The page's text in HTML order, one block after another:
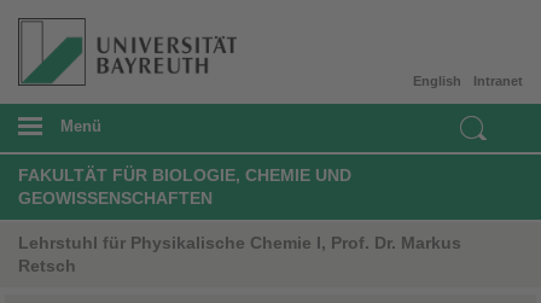
Intranet
English
Menü
FAKULTÄT FÜR BIOLOGIE, CHEMIE UND
GEOWISSENSCHAFTEN
Lehrstuhl für Physikalische Chemie I, Prof. Dr. Markus
Retsch